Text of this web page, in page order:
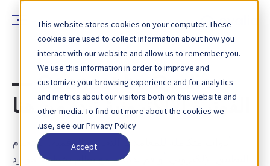
This website stores cookies on your computer. These
cookies are used to collect information about how you
interact with our website and allow us to remember you.
We use this information in order to improve and
customize your browsing experience and for analytics
and metrics about our visitors both on this website and
other media. To find out more about the cookies we
use, see our Privacy Policy.
Accept
Connect by Qvalia —
الفوترة الإلكترونية تبدأ من هنا
أدوات متكاملة للمعاملات التجارية الرقمية. استخدم
التطبيق الإلكتروني أو قم بدمجه مع نظام تخطيط موارد